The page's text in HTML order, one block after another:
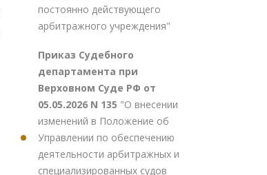
постоянно действующего
арбитражного учреждения"
Приказ Судебного
департамента при
Верховном Суде РФ от
05.05.2026 N 135 "О внесении
изменений в Положение об
Управлении по обеспечению
деятельности арбитражных и
специализированных судов